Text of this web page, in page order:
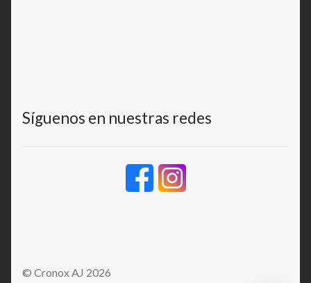
Síguenos en nuestras redes
© Cronox AJ 2026